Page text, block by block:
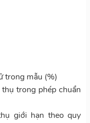
trong mẫu (%)
trong phép chuẩn
giới hạn theo quy